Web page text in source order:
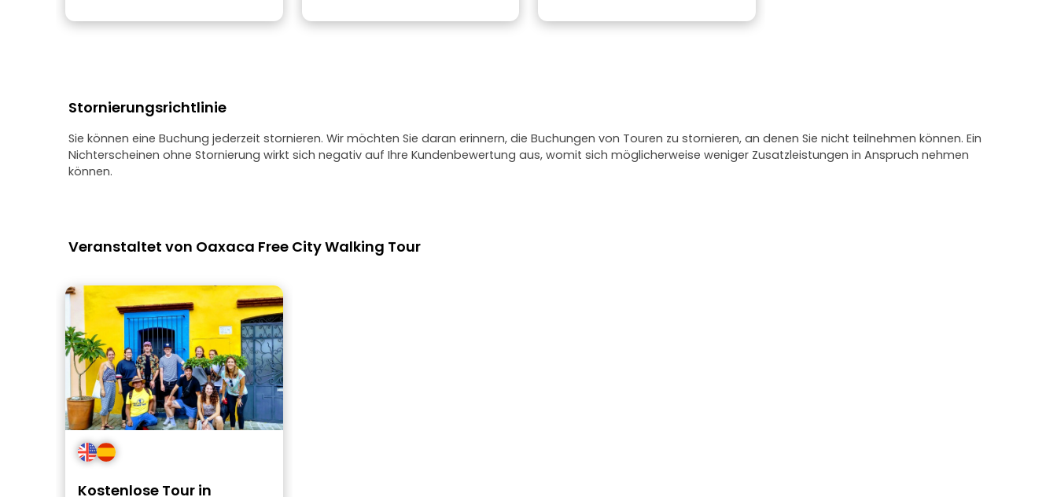
Stornierungsrichtlinie
Sie können eine Buchung jederzeit stornieren. Wir möchten Sie daran erinnern, die Buchungen von Touren zu stornieren, an denen Sie nicht teilnehmen können. Ein
Nichterscheinen ohne Stornierung wirkt sich negativ auf Ihre Kundenbewertung aus, womit sich möglicherweise weniger Zusatzleistungen in Anspruch nehmen
können.
Veranstaltet von Oaxaca Free City Walking Tour
Kostenlose Tour in